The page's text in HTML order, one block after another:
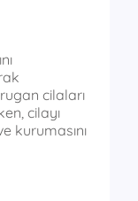
cilaları
cilayı
kurumasını